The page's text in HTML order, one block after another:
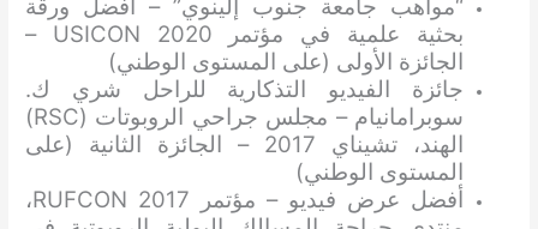
“مواهب جامعة جنوب إلينوي” – أفضل ورقة
بحثية علمية في مؤتمر USICON 2020 –
الجائزة الأولى (على المستوى الوطني)
جائزة الفيديو التذكارية للراحل شري ك.
سوبرامانيام – مجلس جراحي الروبوتات (RSC)
الهند، تشيناي 2017 – الجائزة الثانية (على
المستوى الوطني)
أفضل عرض فيديو – مؤتمر RUFCON 2017،